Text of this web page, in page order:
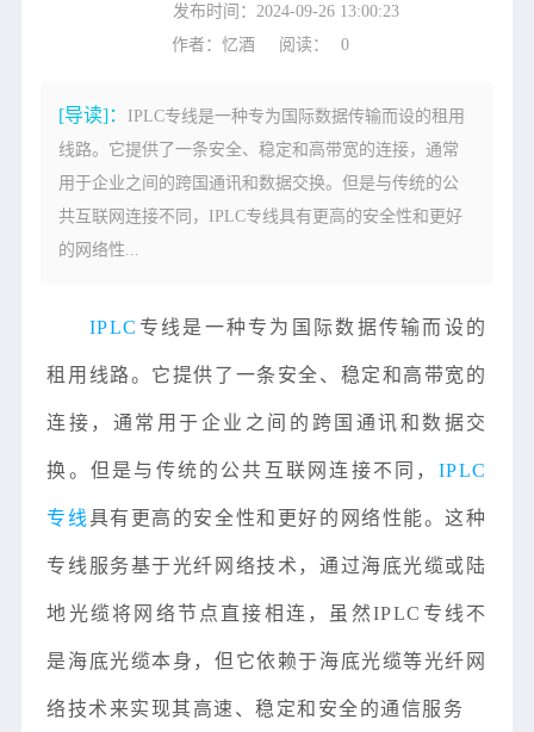
发布时间：2024-09-26 13:00:23
作者：忆酒
阅读： 0
[导读]：
IPLC专线是一种专为国际数据传输而设的租用
线路。它提供了一条安全、稳定和高带宽的连接，通常
用于企业之间的跨国通讯和数据交换。但是与传统的公
共互联网连接不同，IPLC专线具有更高的安全性和更好
的网络性...
IPLC 专线是一种专为国际数据传输而设的
租用线路。它提供了一条安全、稳定和高带宽的
连接，通常用于企业之间的跨国通讯和数据交
换。但是与传统的公共互联网连接不同， IPLC
专线具有更高的安全性和更好的网络性能。这种
专线服务基于光纤网络技术，通过海底光缆或陆
地光缆将网络节点直接相连 ，虽然IPLC专线不
是海底光缆本身，但它依赖于海底光缆等光纤网
络技术来实现其高速、稳定和安全的通信服务‌